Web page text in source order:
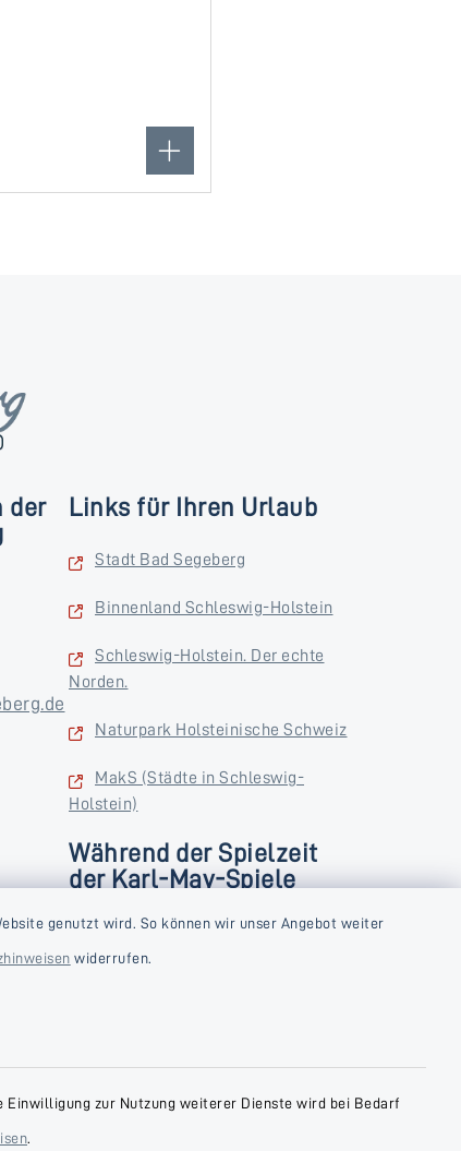
genutzt wird. So können wir unser Angebot weiter
widerrufen.
Einwilligung zur Nutzung weiterer Dienste wird bei Bedarf
.
der
Links für Ihren Urlaub
Stadt Bad Segeberg
Binnenland Schleswig-Holstein
Schleswig-Holstein. Der echte
Norden.
Naturpark Holsteinische Schweiz
MakS (Städte in Schleswig-
Holstein)
Während der Spielzeit
der Karl-May-Spiele
Donnerstag und Freitag